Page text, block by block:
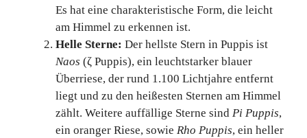
Es hat eine charakteristische Form, die leicht
am Himmel zu erkennen ist.
Helle Sterne: Der hellste Stern in Puppis ist
Naos (ζ Puppis), ein leuchtstarker blauer
Überriese, der rund 1.100 Lichtjahre entfernt
liegt und zu den heißesten Sternen am Himmel
zählt. Weitere auffällige Sterne sind Pi Puppis,
ein oranger Riese, sowie Rho Puppis, ein heller